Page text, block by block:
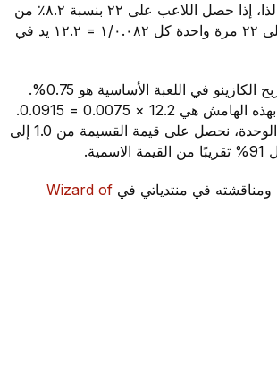
العاملين متساويان. لذا، إذا حصل اللاعب على ٢٢ بنسبة ٨.٢٪ من
الأيدي، فسيحصل على ٢٢ مرة واحدة كل ١/٠.٠٨٢ = ١٢.٢ يد في
لنفترض أن هامش ربح الكازينو في اللعبة الأساسية هو 0.75%.
تكلفة لعب 12.2 يدًا بهذه الهامش هي 12.2 × 0.0075 = 0.0915.
بطرح هذا من قيمة الوحدة، نحصل على قيمة القسيمة من 1.0 إلى
في منتدياتي في Wizard of